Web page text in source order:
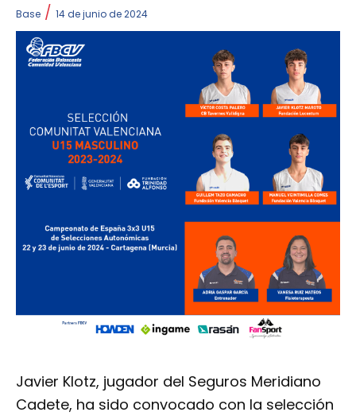
Base / 14 de junio de 2024
Javier Klotz, jugador del Seguros Meridiano
Cadete, ha sido convocado con la selección